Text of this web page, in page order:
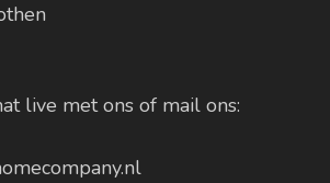
live met ons of mail ons: